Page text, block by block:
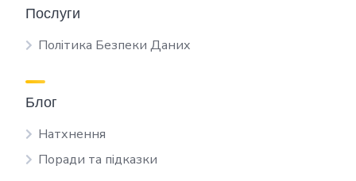
Послуги
Політика Безпеки Даних
Блог
Натхнення
Поради та підказки